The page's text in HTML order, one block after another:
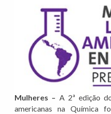
Mulheres – A 2ª edição
americanas na Química